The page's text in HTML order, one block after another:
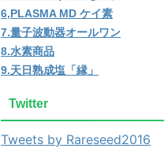
6,PLASMA MD ケイ素
7.量子波動器オールワン
8.水素商品
9.天日熟成塩「縁」
Twitter
Tweets by Rareseed2016